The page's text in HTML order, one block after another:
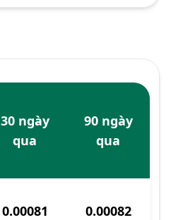
30 ngày
qua
90 ngày
qua
0.00081 0.00082